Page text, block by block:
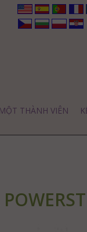
THÀNH VIÊN